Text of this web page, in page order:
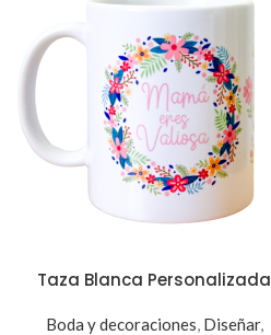
Taza Blanca Personalizada
Boda y decoraciones, Diseñar,